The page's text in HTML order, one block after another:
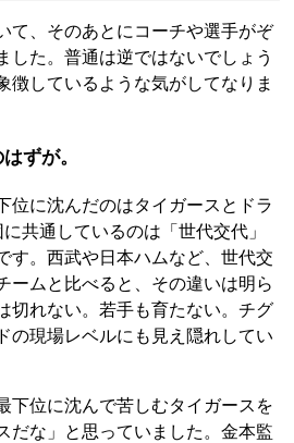
て、そのあとにコーチや選手がぞ
した。普通は逆ではないでしょう
徴しているような気がしてなりま
ずが。
に沈んだのはタイガースとドラ
共通しているのは「世代交代」
す。西武や日本ハムなど、世代交
ームと比べると、その違いは明ら
切れない。若手も育たない。チグ
の現場レベルにも見え隠れしてい
位に沈んで苦しむタイガースを
だな」と思っていました。金本監